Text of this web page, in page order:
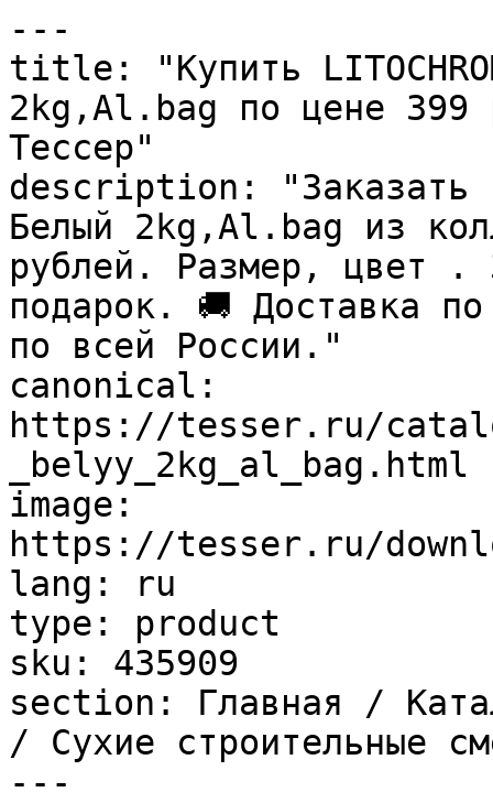
---
title: "Купить
2kg,Al.bag по цене 399
Тессер"
description: "Заказать
Белый 2kg,Al.bag из
рублей. Размер, цвет .
подарок. 🚚 Доставка
по всей России."
canonical:
https://tesser.ru/
_belyy_2kg_al_bag.html
image:
https://tesser.ru/
lang: ru
type: product
sku: 435909
section: Главная /
/ Сухие строительные
---